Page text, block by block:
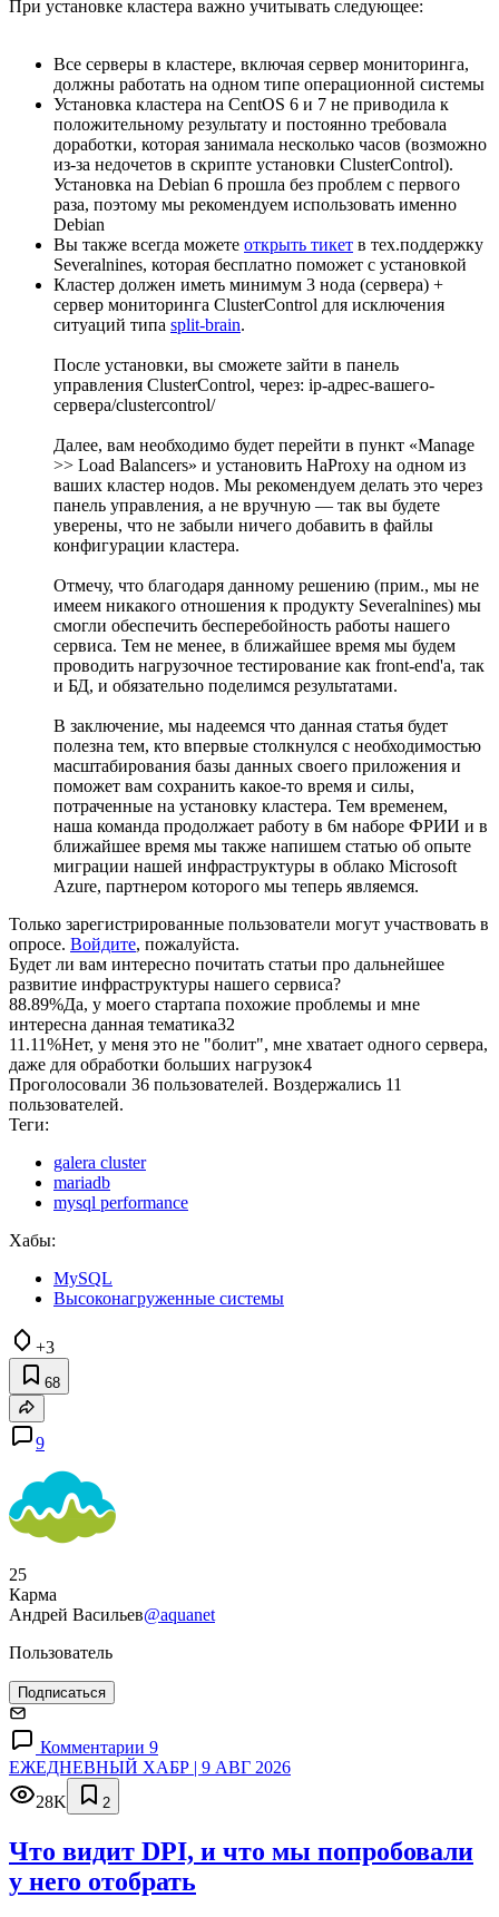
При установке кластера важно учитывать следующее:
Все серверы в кластере, включая сервер мониторинга,
должны работать на одном типе операционной системы
Установка кластера на CentOS 6 и 7 не приводила к
положительному результату и постоянно требовала
доработки, которая занимала несколько часов (возможно
из-за недочетов в скрипте установки ClusterControl).
Установка на Debian 6 прошла без проблем с первого
раза, поэтому мы рекомендуем использовать именно
Debian
Вы также всегда можете открыть тикет в тех.поддержку
Severalnines, которая бесплатно поможет с установкой
Кластер должен иметь минимум 3 нода (сервера) +
сервер мониторинга ClusterControl для исключения
ситуаций типа split-brain.
После установки, вы сможете зайти в панель
управления ClusterControl, через: ip-адрес-вашего-
сервера/clustercontrol/
Далее, вам необходимо будет перейти в пункт «Manage
>> Load Balancers» и установить HaProxy на одном из
ваших кластер нодов. Мы рекомендуем делать это через
панель управления, а не вручную — так вы будете
уверены, что не забыли ничего добавить в файлы
конфигурации кластера.
Отмечу, что благодаря данному решению (прим., мы не
имеем никакого отношения к продукту Severalnines) мы
смогли обеспечить бесперебойность работы нашего
сервиса. Тем не менее, в ближайшее время мы будем
проводить нагрузочное тестирование как front-end'a, так
и БД, и обязательно поделимся результатами.
В заключение, мы надеемся что данная статья будет
полезна тем, кто впервые столкнулся с необходимостью
масштабирования базы данных своего приложения и
поможет вам сохранить какое-то время и силы,
потраченные на установку кластера. Тем временем,
наша команда продолжает работу в 6м наборе ФРИИ и в
ближайшее время мы также напишем статью об опыте
миграции нашей инфраструктуры в облако Microsoft
Azure, партнером которого мы теперь являемся.
Только зарегистрированные пользователи могут участвовать в
опросе. Войдите, пожалуйста.
Будет ли вам интересно почитать статьи про дальнейшее
развитие инфраструктуры нашего сервиса?
88.89%Да, у моего стартапа похожие проблемы и мне
интересна данная тематика32
11.11%Нет, у меня это не "болит", мне хватает одного сервера,
даже для обработки больших нагрузок4
Проголосовали 36 пользователей. Воздержались 11
пользователей.
Теги:
galera cluster
mariadb
mysql performance
Хабы:
MySQL
Высоконагруженные системы
+3
68
9
25
Карма
Андрей Васильев@aquanet
Пользователь
Подписаться
Комментарии 9
ЕЖЕДНЕВНЫЙ ХАБР | 9 АВГ 2026
28K
2
Что видит DPI, и что мы попробовали
у него отобрать